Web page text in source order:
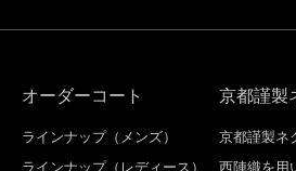
オーダーコート
ラインナップ（メンズ）
ラインナップ（レディース）
京都謹製
京都謹製ネ
西陣織を用